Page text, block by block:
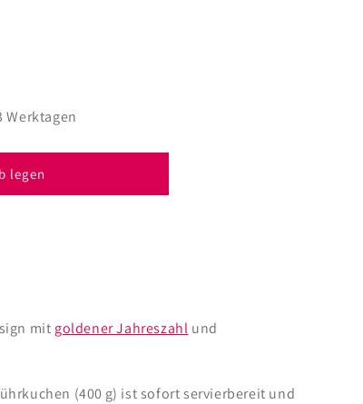
Werktagen
legen
mit goldener Jahreszahl und
(400 g) ist sofort servierbereit und